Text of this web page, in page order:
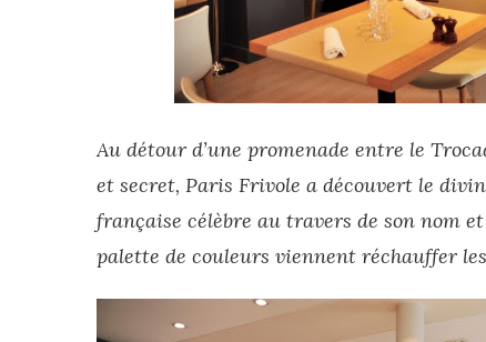
Au détour d’une promenade entre le
et secret, Paris Frivole a découvert le
française célèbre au travers de son nom
palette de couleurs viennent réchauffer